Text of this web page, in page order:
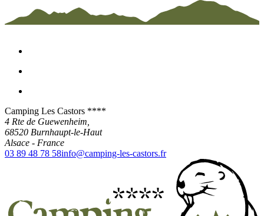
Camping Les Castors ****
4 Rte de Guewenheim,
68520 Burnhaupt-le-Haut
Alsace - France
03 89 48 78 58info@camping-les-castors.fr